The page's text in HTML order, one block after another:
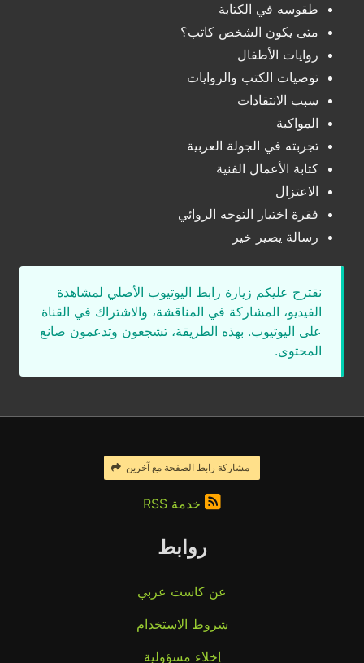
طقوسه في الكتابة
متى يكون الشخص كاتب؟
روايات الأطفال
توصيات الكتب والروايات
سبب الانتقادات
المواكبة
تجربته في الجولة العربية
كتابة الأعمال الفنية
الاعتزال
فقرة اختيار التوجه الروائي
رسالة يصير خير
نقترح عليكم زيارة رابط اليوتيوب الأصلي لمشاهدة
الفيديو، المشاركة في المناقشة، والاشتراك في القناة
على اليوتيوب. بهذه الطريقة، تشجعون وتدعمون صانع
المحتوى.
مشاركة رابط الصفحة مع آخرين
خدمة RSS
روابط
عن كاست عربي
شروط الاستخدام
إخلاء مسؤولية